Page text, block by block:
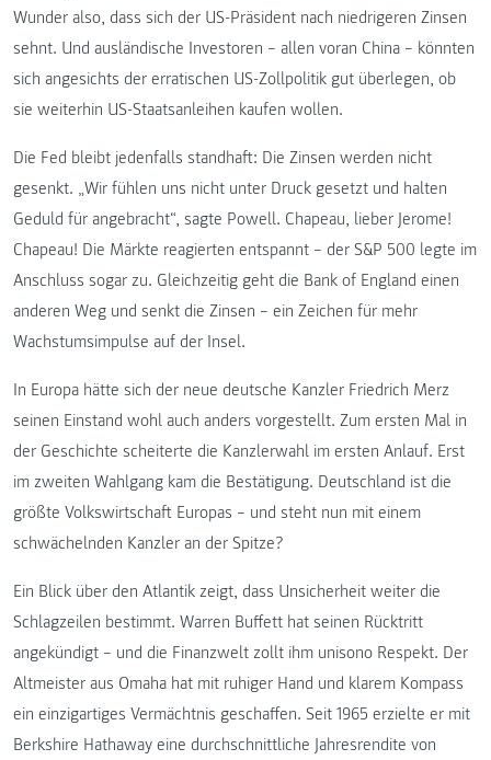
Wunder also, dass sich der US-Präsident nach niedrigeren Zinsen
sehnt. Und ausländische Investoren – allen voran China – könnten
sich angesichts der erratischen US-Zollpolitik gut überlegen, ob
sie weiterhin US-Staatsanleihen kaufen wollen.
Die Fed bleibt jedenfalls standhaft: Die Zinsen werden nicht
gesenkt. „Wir fühlen uns nicht unter Druck gesetzt und halten
Geduld für angebracht“, sagte Powell. Chapeau, lieber Jerome!
Chapeau! Die Märkte reagierten entspannt – der S&P 500 legte im
Anschluss sogar zu. Gleichzeitig geht die Bank of England einen
anderen Weg und senkt die Zinsen – ein Zeichen für mehr
Wachstumsimpulse auf der Insel.
In Europa hätte sich der neue deutsche Kanzler Friedrich Merz
seinen Einstand wohl auch anders vorgestellt. Zum ersten Mal in
der Geschichte scheiterte die Kanzlerwahl im ersten Anlauf. Erst
im zweiten Wahlgang kam die Bestätigung. Deutschland ist die
größte Volkswirtschaft Europas – und steht nun mit einem
schwächelnden Kanzler an der Spitze?
Ein Blick über den Atlantik zeigt, dass Unsicherheit weiter die
Schlagzeilen bestimmt. Warren Buffett hat seinen Rücktritt
angekündigt – und die Finanzwelt zollt ihm unisono Respekt. Der
Altmeister aus Omaha hat mit ruhiger Hand und klarem Kompass
ein einzigartiges Vermächtnis geschaffen. Seit 1965 erzielte er mit
Berkshire Hathaway eine durchschnittliche Jahresrendite von